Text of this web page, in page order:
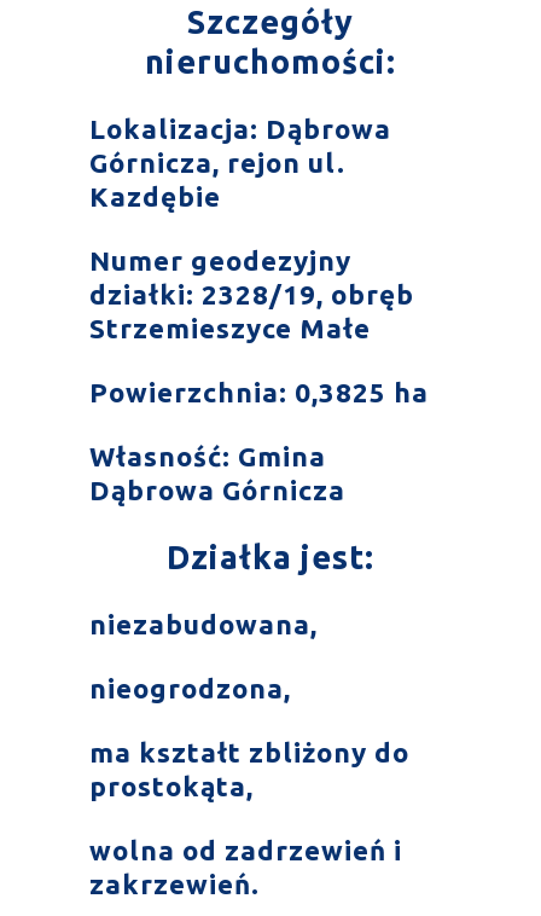
Szczegóły
nieruchomości:
Lokalizacja: Dąbrowa
Górnicza, rejon ul.
Kazdębie
Numer geodezyjny
działki: 2328/19, obręb
Strzemieszyce Małe
Powierzchnia: 0,3825 ha
Własność: Gmina
Dąbrowa Górnicza
Działka jest:
niezabudowana,
nieogrodzona,
ma kształt zbliżony do
prostokąta,
wolna od zadrzewień i
zakrzewień.